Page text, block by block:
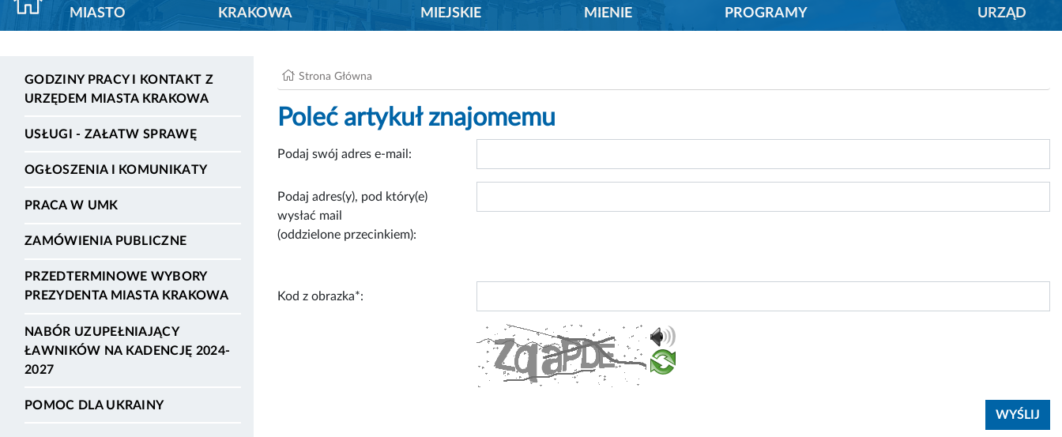
MIASTO
KRAKOWA
MIEJSKIE
MIENIE
PROGRAMY
URZĄD
GODZINY PRACY I KONTAKT Z
URZĘDEM MIASTA KRAKOWA
USŁUGI - ZAŁATW SPRAWĘ
OGŁOSZENIA I KOMUNIKATY
PRACA W UMK
ZAMÓWIENIA PUBLICZNE
PRZEDTERMINOWE WYBORY
PREZYDENTA MIASTA KRAKOWA
NABÓR UZUPEŁNIAJĄCY
ŁAWNIKÓW NA KADENCJĘ 2024-
2027
POMOC DLA UKRAINY
Strona Główna
Poleć artykuł znajomemu
Podaj swój adres e-mail:
Podaj adres(y), pod który(e)
wysłać mail
(oddzielone przecinkiem):
Kod z obrazka*: